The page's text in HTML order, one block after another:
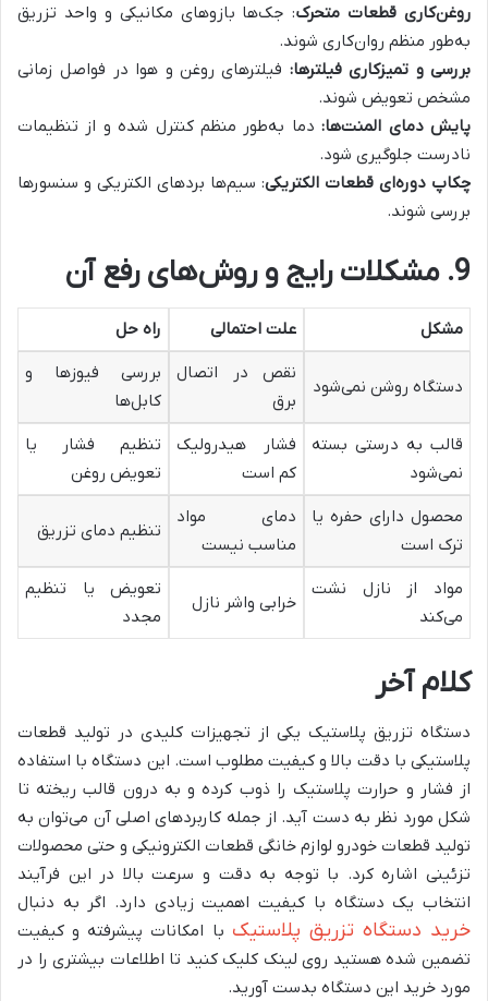
روغن‌کاری قطعات متحرک: جک‌ها بازوهای مکانیکی و واحد تزریق
به‌طور منظم روان‌کاری شوند.
بررسی و تمیزکاری فیلترها: فیلترهای روغن و هوا در فواصل زمانی
مشخص تعویض شوند.
پایش دمای المنت‌ها:دما به‌طور منظم کنترل شده و از تنظیمات
نادرست جلوگیری شود.
چکاپ دوره‌ای قطعات الکتریکی: سیم‌ها بردهای الکتریکی و سنسورها
بررسی شوند.
9. مشکلات رایج و روش‌های رفع آن
مشکل علت احتمالی راه حل
دستگاه روشن نمی‌شود
نقص در اتصال
برق
بررسی فیوزها و
کابل‌ها
قالب به درستی بسته
نمی‌شود
فشار هیدرولیک
کم است
تنظیم فشار یا
تعویض روغن
محصول دارای حفره یا
ترک است
دمای مواد
مناسب نیست
تنظیم دمای تزریق
مواد از نازل نشت
می‌کند
خرابی واشر نازل
تعویض یا تنظیم
مجدد
کلام آخر
دستگاه تزریق پلاستیک یکی از تجهیزات کلیدی در تولید قطعات
پلاستیکی با دقت بالا و کیفیت مطلوب است. این دستگاه با استفاده
از فشار و حرارت پلاستیک را ذوب کرده و به درون قالب ریخته تا
شکل مورد نظر به دست آید. از جمله کاربردهای اصلی آن می‌توان به
تولید قطعات خودرو لوازم خانگی قطعات الکترونیکی و حتی محصولات
تزئینی اشاره کرد. با توجه به دقت و سرعت بالا در این فرآیند
انتخاب یک دستگاه با کیفیت اهمیت زیادی دارد. اگر به دنبال
خرید دستگاه تزریق پلاستیک با امکانات پیشرفته و کیفیت
تضمین شده هستید روی لینک کلیک کنید تا اطلاعات بیشتری را در
مورد خرید این دستگاه بدست آورید.